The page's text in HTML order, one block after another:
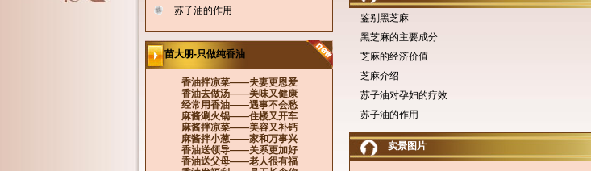
苏子油的作用
苗大朋-只做纯香油
香油拌凉菜——夫妻更恩爱
香油去做汤——美味又健康
经常用香油——遇事不会愁
麻酱涮火锅——住楼又开车
麻酱拌凉菜——美容又补钙
麻酱拌小葱——家和万事兴
香油送领导——关系更加好
香油送父母——老人很有福
鉴别黑芝麻
黑芝麻的主要成分
芝麻的经济价值
芝麻介绍
苏子油对孕妇的疗效
苏子油的作用
实景图片